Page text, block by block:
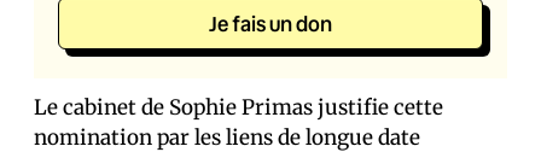
Je fais un don
Le cabinet de Sophie Primas justifie cette
nomination par les liens de longue date